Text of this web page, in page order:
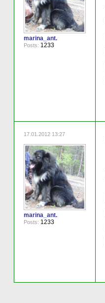
marina_ant.
Posts: 1233
17.01.2012 13:27
marina_ant.
Posts: 1233